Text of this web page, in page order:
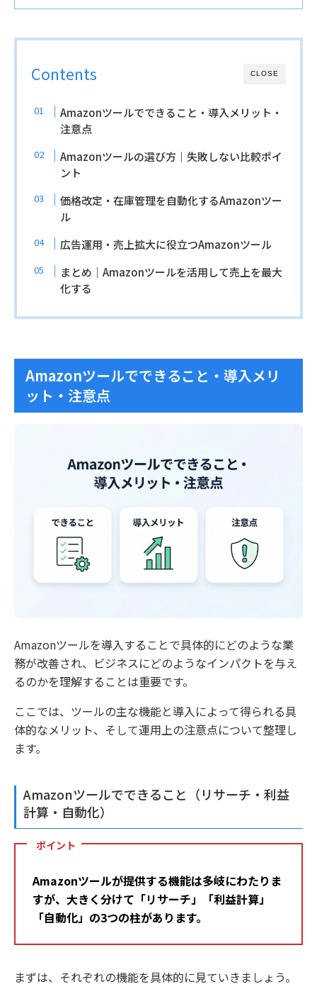
CLOSE
Contents
Amazonツールでできること・導入メリット・
注意点
Amazonツールの選び方｜失敗しない比較ポイ
ント
価格改定・在庫管理を自動化するAmazonツー
ル
広告運用・売上拡大に役立つAmazonツール
まとめ｜Amazonツールを活用して売上を最大
化する
Amazonツールでできること・導入メリ
ット・注意点
Amazonツールを導入することで具体的にどのような業
務が改善され、ビジネスにどのようなインパクトを与え
るのかを理解することは重要です。
ここでは、ツールの主な機能と導入によって得られる具
体的なメリット、そして運用上の注意点について整理し
ます。
Amazonツールでできること（リサーチ・利益
計算・自動化）
ポイント
Amazonツールが提供する機能は多岐にわたりま
すが、大きく分けて「リサーチ」「利益計算」
「自動化」の3つの柱があります。
まずは、それぞれの機能を具体的に見ていきましょう。